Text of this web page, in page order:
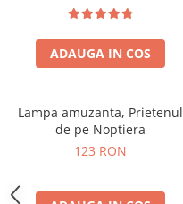
ADAUGA IN COS
Lampa amuzanta, Prietenul
de pe Noptiera
123 RON